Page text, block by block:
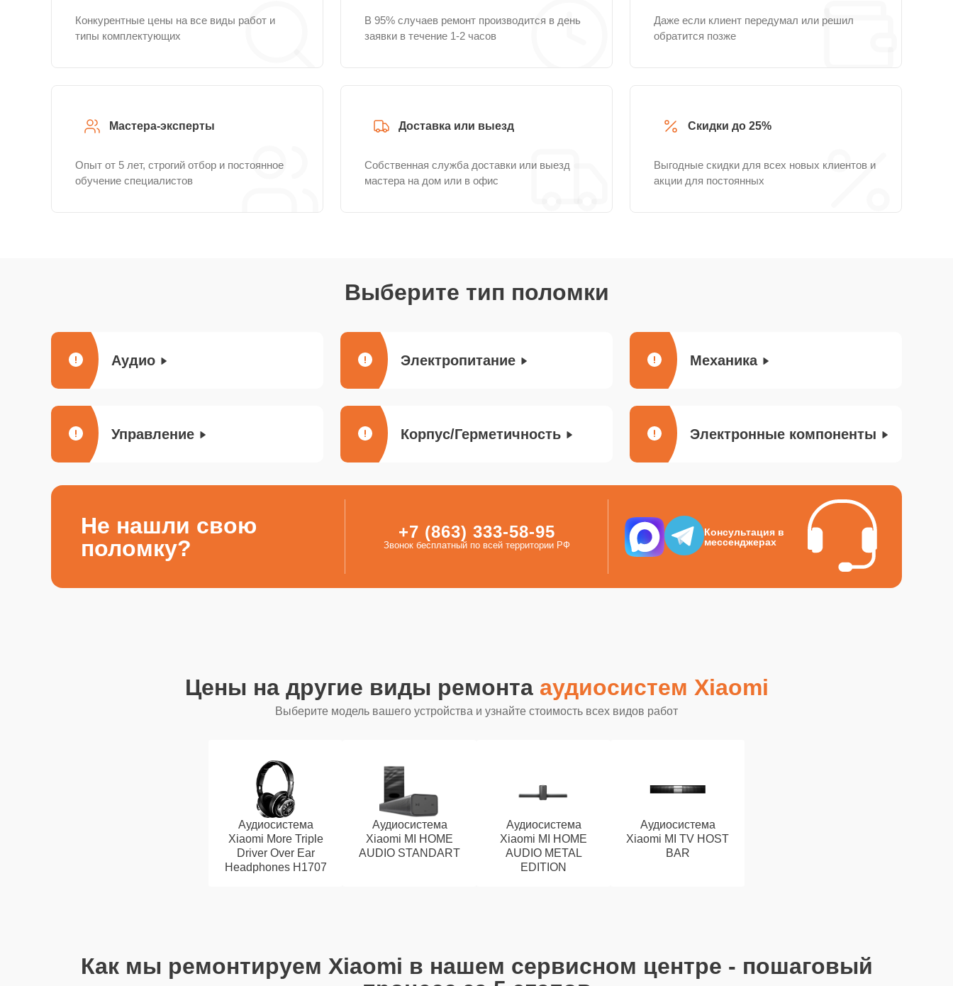
Конкурентные цены на все виды работ и
типы комплектующих
В 95% случаев ремонт производится в день
заявки в течение 1-2 часов
Даже если клиент передумал или решил
обратится позже
Мастера-эксперты
Опыт от 5 лет, строгий отбор и постоянное
обучение специалистов
Доставка или выезд
Собственная служба доставки или выезд
мастера на дом или в офис
Скидки до 25%
Выгодные скидки для всех новых клиентов и
акции для постоянных
Выберите тип поломки
Аудио Электропитание Механика
Управление Корпус/Герметичность Электронные компоненты
Не нашли свою
поломку?
+7 (863) 333-58-95
Звонок бесплатный по всей территории РФ
Консультация в
мессенджерах
Цены на другие виды ремонта аудиосистем Xiaomi
Выберите модель вашего устройства и узнайте стоимость всех видов работ
Аудиосистема
Xiaomi More Triple
Driver Over Ear
Headphones H1707
Аудиосистема
Xiaomi MI HOME
AUDIO STANDART
Аудиосистема
Xiaomi MI HOME
AUDIO METAL
EDITION
Аудиосистема
Xiaomi MI TV HOST
BAR
Как мы ремонтируем Xiaomi в нашем сервисном центре - пошаговый